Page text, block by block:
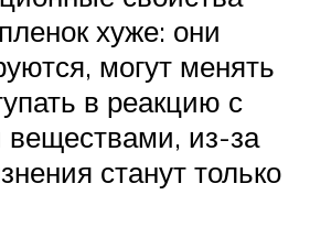
хуже: они
могут менять
в реакцию с
из-за
станут только